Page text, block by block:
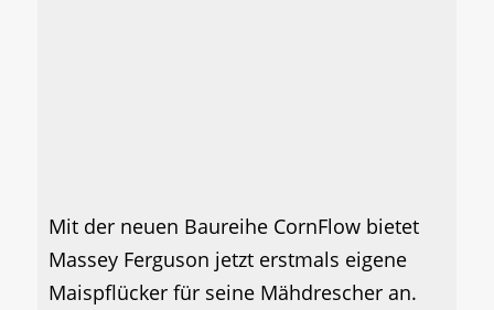
Mit der neuen Baureihe CornFlow bietet
Massey Ferguson jetzt erstmals eigene
Maispflücker für seine Mähdrescher an.